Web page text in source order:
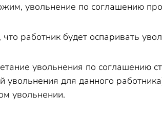
увольнение по соглашению
что работник будет оспаривать
увольнения по соглашению
увольнения для данного
увольнении.